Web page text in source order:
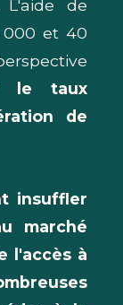
L'aide de
000 et 40
le taux
de
insuffler
marché
l'accès à